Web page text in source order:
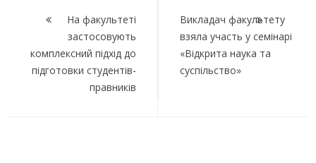
записівНа факультеті
застосовують
комплексний підхід до
підготовки студентів-
правників
Викладач факультету
взяла участь у семінарі
«Відкрита наука та
суспільство»